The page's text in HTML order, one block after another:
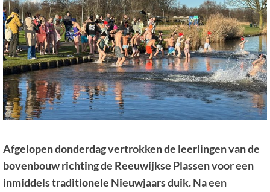
Afgelopen donderdag vertrokken de leerlingen van de
bovenbouw richting de Reeuwijkse Plassen voor een
inmiddels traditionele Nieuwjaars duik. Na een